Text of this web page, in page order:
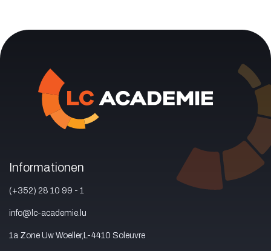
Informationen
(+352) 28 10 99 - 1
info@lc-academie.lu
1a Zone Uw Woeller,L-4410 Soleuvre